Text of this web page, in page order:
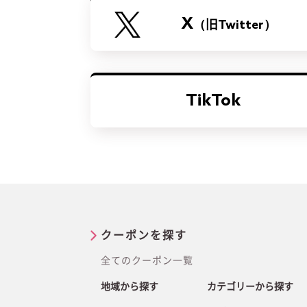
X （旧Twitter）
TikTok
クーポンを探す
全てのクーポン一覧
地域から探す カテゴリーから探す